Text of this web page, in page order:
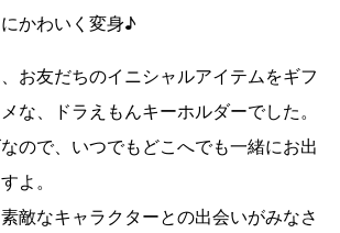
かわいく変身♪
お友だちのイニシャルアイテムをギフ
な、ドラえもんキーホルダーでした。
ので、いつでもどこへでも一緒にお出
よ。
敵なキャラクターとの出会いがみなさ